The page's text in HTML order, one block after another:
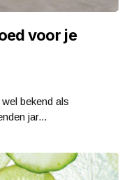
voor je
bekend als
jar...